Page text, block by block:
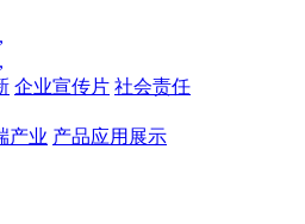
企业宣传片 社会责任
产业 产品应用展示